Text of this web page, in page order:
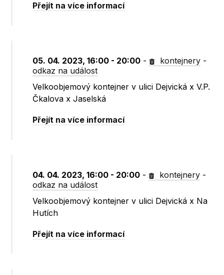
Přejít na více informací
05. 04. 2023, 16:00 - 20:00 - kontejnery -
odkaz na událost
Velkoobjemový kontejner v ulici Dejvická x V.P.
Čkalova x Jaselská
Přejít na více informací
04. 04. 2023, 16:00 - 20:00 - kontejnery -
odkaz na událost
Velkoobjemový kontejner v ulici Dejvická x Na
Hutích
Přejít na více informací